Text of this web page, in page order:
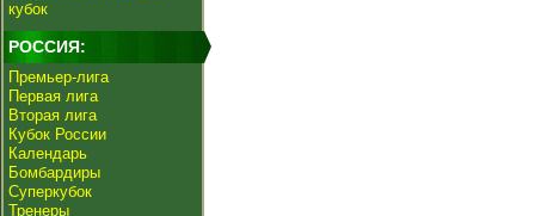
кубок
РОССИЯ:
Премьер-лига
Первая лига
Вторая лига
Кубок России
Календарь
Бомбардиры
Суперкубок
Тренеры